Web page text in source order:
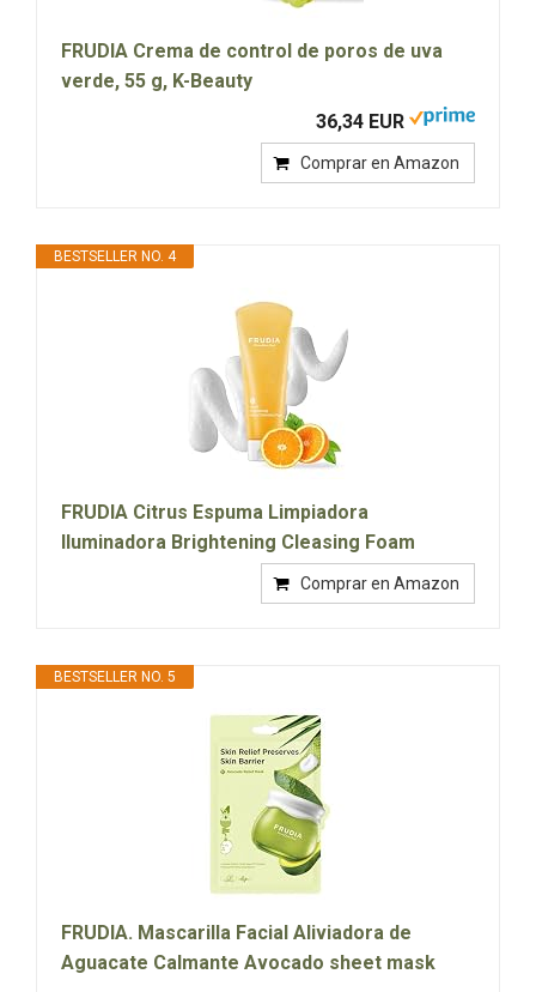
FRUDIA Crema de control de poros de uva
verde, 55 g, K-Beauty
36,34 EUR
Comprar en Amazon
BESTSELLER NO. 4
FRUDIA Citrus Espuma Limpiadora
Iluminadora Brightening Cleasing Foam
Comprar en Amazon
BESTSELLER NO. 5
FRUDIA. Mascarilla Facial Aliviadora de
Aguacate Calmante Avocado sheet mask